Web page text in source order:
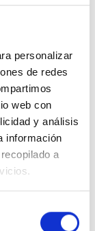
personalizar
de redes
web con
y análisis
información
a